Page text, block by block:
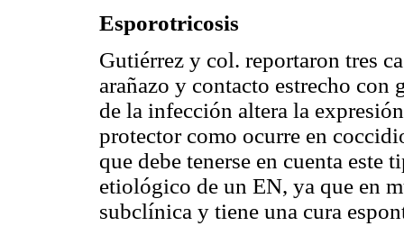
Esporotricosis
Gutiérrez y col. reportaron tres
arañazo y contacto estrecho con
de la infección altera la
protector como ocurre en
que debe tenerse en cuenta
etiológico de un EN, ya que en
subclínica y tiene una cura